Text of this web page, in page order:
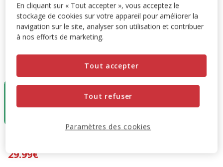
Destockage
59.99€
29.99€
En cliquant sur « Tout accepter », vous acceptez le
stockage de cookies sur votre appareil pour améliorer la
navigation sur le site, analyser son utilisation et contribuer
à nos efforts de marketing.
Tout refuser
Tout accepter
Paramètres des cookies